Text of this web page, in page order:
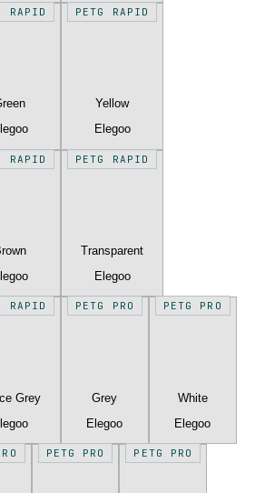
RAPID PETG RAPID
Yellow
Elegoo
RAPID PETG RAPID
Transparent
Elegoo
RAPID
Grey
PETG PRO
Grey
Elegoo
PETG PRO
White
Elegoo
PETG PRO PETG PRO